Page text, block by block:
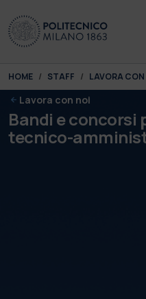
You are here:
HOME STAFF LAVORA
Lavora con noi
Bandi e concorsi
tecnico-